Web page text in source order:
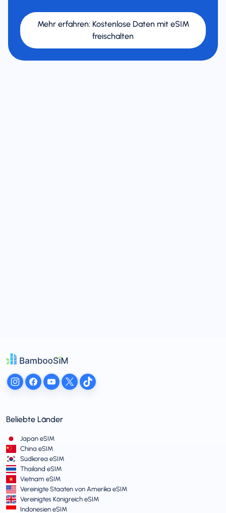
Mehr erfahren: Kostenlose Daten mit eSIM
freischalten
Beliebte Länder
Japan eSIM
China eSIM
Südkorea eSIM
Thailand eSIM
Vietnam eSIM
Vereinigte Staaten von Amerika eSIM
Vereinigtes Königreich eSIM
Indonesien eSIM